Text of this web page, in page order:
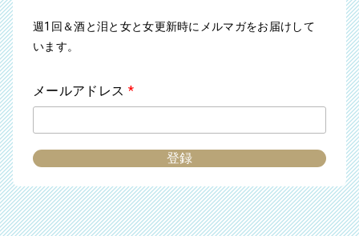
週1回＆酒と泪と女と女更新時にメルマガをお届けして
います。
メールアドレス *